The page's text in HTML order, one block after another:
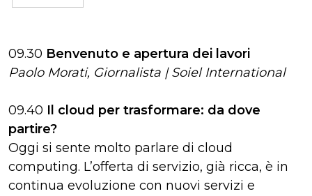
09.30 Benvenuto e apertura dei lavori
Paolo Morati, Giornalista | Soiel International
09.40 Il cloud per trasformare: da dove
partire?
Oggi si sente molto parlare di cloud
computing. L’offerta di servizio, già ricca, è in
continua evoluzione con nuovi servizi e